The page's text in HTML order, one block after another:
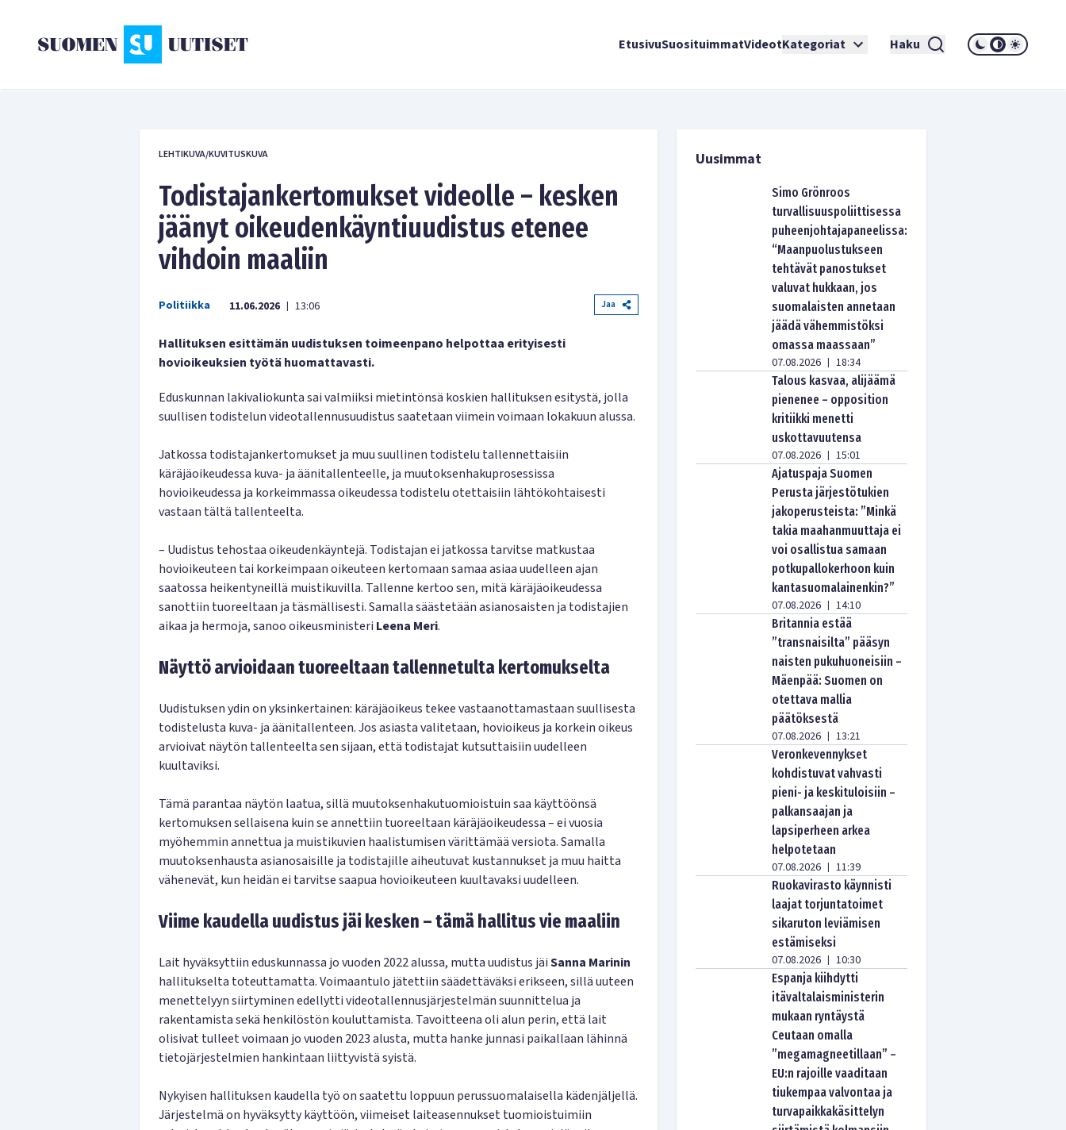
EtusivuSuosituimmatVideotKategoriat Haku
LEHTIKUVA/KUVITUSKUVA
Todistajankertomukset videolle – kesken
jäänyt oikeudenkäyntiuudistus etenee
vihdoin maaliin
Politiikka 11.06.2026 | 13:06 Jaa
Hallituksen esittämän uudistuksen toimeenpano helpottaa erityisesti
hovioikeuksien työtä huomattavasti.
Eduskunnan lakivaliokunta sai valmiiksi mietintönsä koskien hallituksen esitystä, jolla
suullisen todistelun videotallennusuudistus saatetaan viimein voimaan lokakuun alussa.
Jatkossa todistajankertomukset ja muu suullinen todistelu tallennettaisiin
käräjäoikeudessa kuva- ja äänitallenteelle, ja muutoksenhakuprosessissa
hovioikeudessa ja korkeimmassa oikeudessa todistelu otettaisiin lähtökohtaisesti
vastaan tältä tallenteelta.
– Uudistus tehostaa oikeudenkäyntejä. Todistajan ei jatkossa tarvitse matkustaa
hovioikeuteen tai korkeimpaan oikeuteen kertomaan samaa asiaa uudelleen ajan
saatossa heikentyneillä muistikuvilla. Tallenne kertoo sen, mitä käräjäoikeudessa
sanottiin tuoreeltaan ja täsmällisesti. Samalla säästetään asianosaisten ja todistajien
aikaa ja hermoja, sanoo oikeusministeri Leena Meri.
Näyttö arvioidaan tuoreeltaan tallennetulta kertomukselta
Uudistuksen ydin on yksinkertainen: käräjäoikeus tekee vastaanottamastaan suullisesta
todistelusta kuva- ja äänitallenteen. Jos asiasta valitetaan, hovioikeus ja korkein oikeus
arvioivat näytön tallenteelta sen sijaan, että todistajat kutsuttaisiin uudelleen
kuultaviksi.
Tämä parantaa näytön laatua, sillä muutoksenhakutuomioistuin saa käyttöönsä
kertomuksen sellaisena kuin se annettiin tuoreeltaan käräjäoikeudessa – ei vuosia
myöhemmin annettua ja muistikuvien haalistumisen värittämää versiota. Samalla
muutoksenhausta asianosaisille ja todistajille aiheutuvat kustannukset ja muu haitta
vähenevät, kun heidän ei tarvitse saapua hovioikeuteen kuultavaksi uudelleen.
Viime kaudella uudistus jäi kesken – tämä hallitus vie maaliin
Lait hyväksyttiin eduskunnassa jo vuoden 2022 alussa, mutta uudistus jäiSanna Marinin
hallitukselta toteuttamatta. Voimaantulo jätettiin säädettäväksi erikseen, sillä uuteen
menettelyyn siirtyminen edellytti videotallennusjärjestelmän suunnittelua ja
rakentamista sekä henkilöstön kouluttamista. Tavoitteena oli alun perin, että lait
olisivat tulleet voimaan jo vuoden 2023 alusta, mutta hanke junnasi paikallaan lähinnä
tietojärjestelmien hankintaan liittyvistä syistä.
Nykyisen hallituksen kaudella työ on saatettu loppuun perussuomalaisella kädenjäljellä.
Järjestelmä on hyväksytty käyttöön, viimeiset laiteasennukset tuomioistuimiin
Uusimmat
Simo Grönroos
turvallisuuspoliittisessa
puheenjohtajapaneelissa:
“Maanpuolustukseen
tehtävät panostukset
valuvat hukkaan, jos
suomalaisten annetaan
jäädä vähemmistöksi
omassa maassaan”
07.08.2026 | 18:34
Talous kasvaa, alijäämä
pienenee – opposition
kritiikki menetti
uskottavuutensa
07.08.2026 | 15:01
Ajatuspaja Suomen
Perusta järjestötukien
jakoperusteista: ”Minkä
takia maahanmuuttaja ei
voi osallistua samaan
potkupallokerhoon kuin
kantasuomalainenkin?”
07.08.2026 | 14:10
Britannia estää
”transnaisilta” pääsyn
naisten pukuhuoneisiin –
Mäenpää: Suomen on
otettava mallia
päätöksestä
07.08.2026 | 13:21
Veronkevennykset
kohdistuvat vahvasti
pieni- ja keskituloisiin –
palkansaajan ja
lapsiperheen arkea
helpotetaan
07.08.2026 | 11:39
Ruokavirasto käynnisti
laajat torjuntatoimet
sikaruton leviämisen
estämiseksi
07.08.2026 | 10:30
Espanja kiihdytti
itävaltalaisministerin
mukaan ryntäystä
Ceutaan omalla
”megamagneetillaan” –
EU:n rajoille vaaditaan
tiukempaa valvontaa ja
turvapaikkakäsittelyn